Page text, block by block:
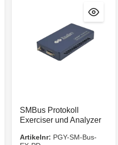
SMBus Protokoll
Exerciser und Analyzer
Artikelnr: PGY-SM-Bus-